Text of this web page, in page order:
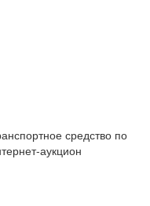
средство по
аукцион